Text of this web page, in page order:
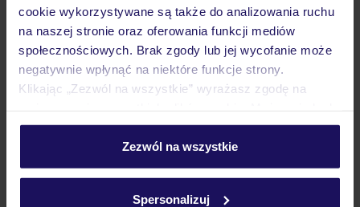
cookie wykorzystywane są także do analizowania ruchu
na naszej stronie oraz oferowania funkcji mediów
społecznościowych. Brak zgody lub jej wycofanie może
negatywnie wpłynąć na niektóre funkcje strony.
Klikając „Zezwól na wszystkie” wyrażasz zgodę na
personalizować swój wybór wchodząc w zakładkę
Szczegółowe informacje o plikach cookie znajdziesz
Zezwól na wszystkie
Spersonalizuj
Wyżywienie
Atrakcje
Ważne informacje